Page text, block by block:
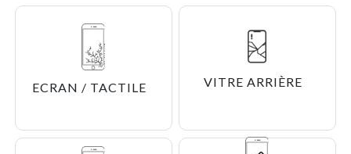
ECRAN / TACTILE VITRE ARRIÈRE